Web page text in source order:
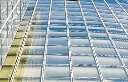
知识百科 超白
单向透
防火
夹胶